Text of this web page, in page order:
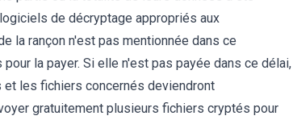
de décryptage appropriés aux
la rançon n'est pas mentionnée dans ce
la payer. Si elle n'est pas payée dans ce délai,
les fichiers concernés deviendront
gratuitement plusieurs fichiers cryptés pour